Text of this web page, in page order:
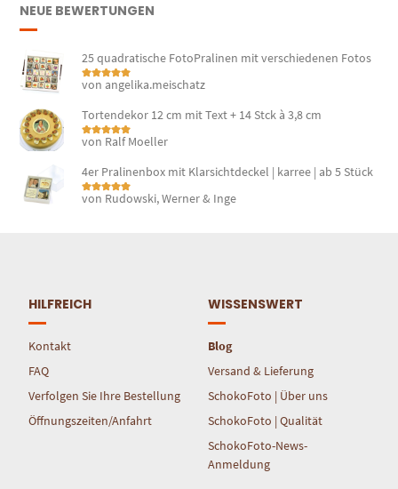
NEUE BEWERTUNGEN
25 quadratische FotoPralinen mit verschiedenen Fotos
Bewertet mit
von angelika.meischatz
Tortendekor 12 cm mit Text + 14 Stck à 3,8 cm
Bewertet mit
von Ralf Moeller
4er Pralinenbox mit Klarsichtdeckel | karree | ab 5 Stück
Bewertet mit
von Rudowski, Werner & Inge
HILFREICH
Kontakt
FAQ
Verfolgen Sie Ihre Bestellung
Öffnungszeiten/Anfahrt
WISSENSWERT
Blog
Versand & Lieferung
SchokoFoto | Über uns
SchokoFoto | Qualität
SchokoFoto-News-
Anmeldung